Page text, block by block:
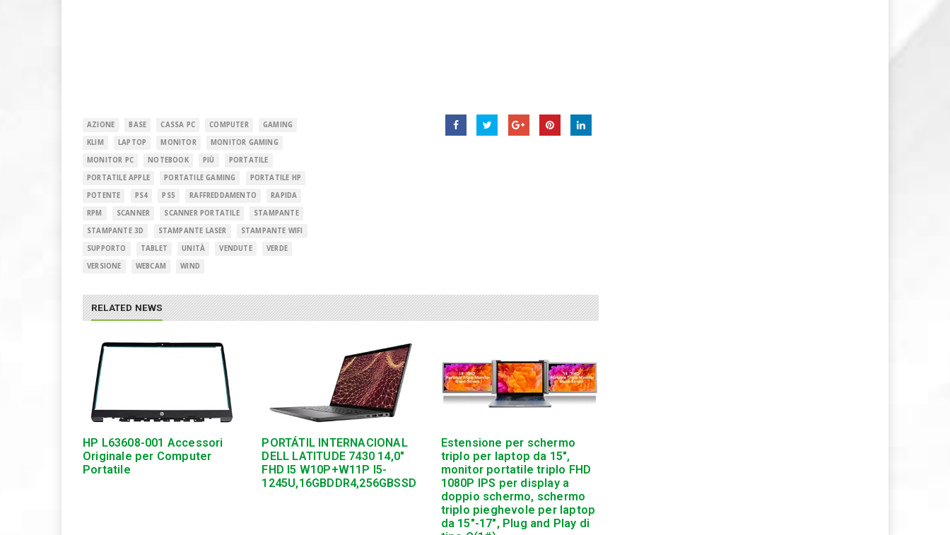
AZIONE BASE CASSA PC COMPUTER
GAMING
KLIM
LAPTOP MONITOR
MONITOR GAMING
MONITOR PC
NOTEBOOK PIÙ
PORTATILE
PORTATILE APPLE
PORTATILE GAMING
PORTATILE HP
POTENTE
PS4 PS5 RAFFREDDAMENTO
RAPIDA
RPM
SCANNER SCANNER PORTATILE
STAMPANTE
STAMPANTE 3D
STAMPANTE LASER
STAMPANTE WIFI
SUPPORTO
TABLET UNITÀ VENDUTE
VERDE
VERSIONE
WEBCAM WIND
RELATED NEWS
HP L63608-001 Accessori
Originale per Computer
Portatile
PORTÁTIL INTERNACIONAL
DELL LATITUDE 7430 14,0″
FHD I5 W10P+W11P I5-
1245U,16GBDDR4,256GBSSD
Estensione per schermo
triplo per laptop da 15″,
monitor portatile triplo FHD
1080P IPS per display a
doppio schermo, schermo
triplo pieghevole per laptop
da 15″-17″, Plug and Play di